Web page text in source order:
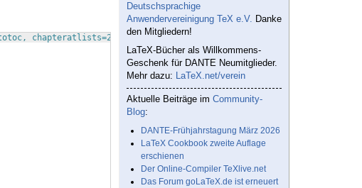
chapteratlists=2pt, captions=tableabove, captions=nooneline
Deutschsprachige
Anwendervereinigung TeX e.V. Danke
den Mitgliedern!
LaTeX-Bücher als Willkommens-
Geschenk für DANTE Neumitglieder.
Mehr dazu: LaTeX.net/verein
Aktuelle Beiträge im Community-
Blog:
DANTE-Frühjahrstagung März 2026
LaTeX Cookbook zweite Auflage
erschienen
Der Online-Compiler TeXlive.net
Das Forum goLaTeX.de ist erneuert